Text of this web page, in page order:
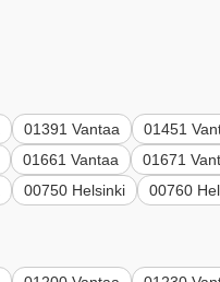
01391 Vantaa
01451
01661 Vantaa
01671
00750 Helsinki 00760